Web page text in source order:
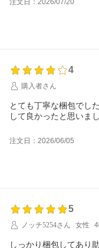
4
購入者さん
とても丁寧な梱包でし
して良かったと思いまし
注文日：2026/06/05
5
ノッチ5254さん
女性
しっかり梱包してあり